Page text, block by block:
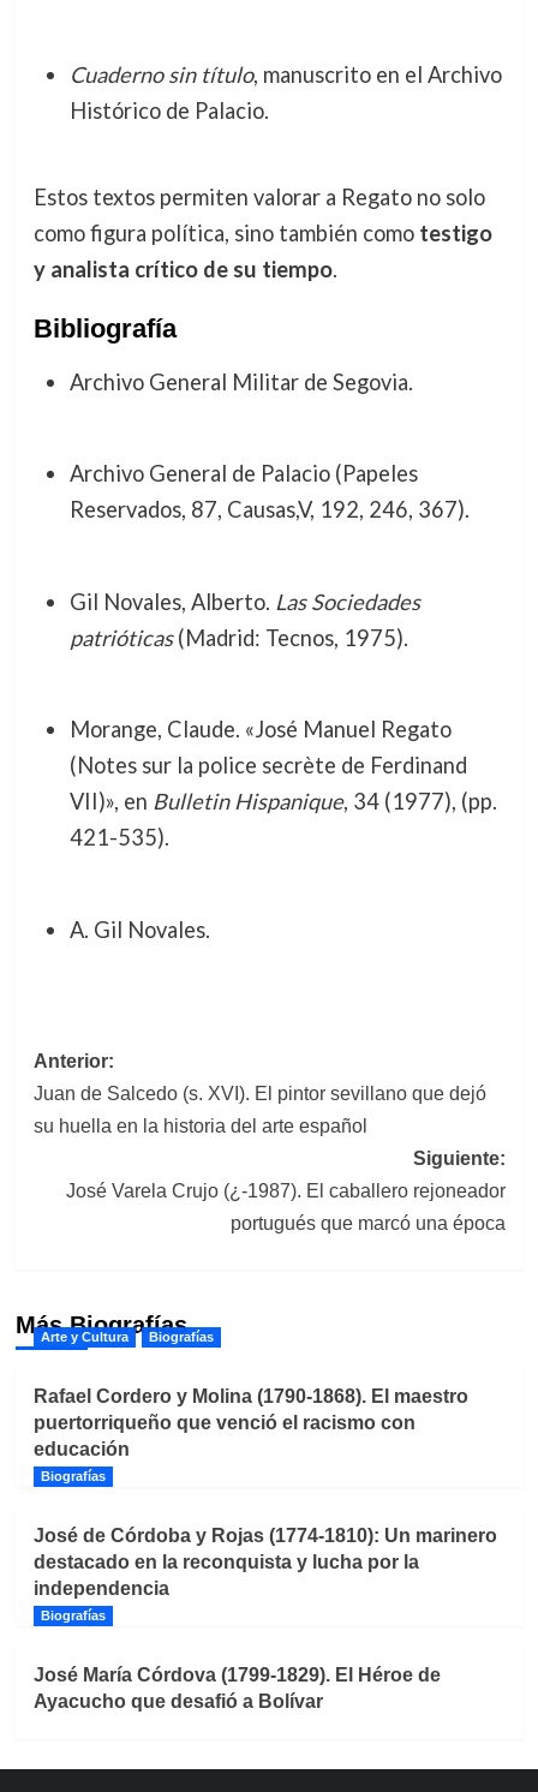
Cuaderno sin título, manuscrito en el Archivo
Histórico de Palacio.
Estos textos permiten valorar a Regato no solo
como figura política, sino también como testigo
y analista crítico de su tiempo.
Bibliografía
Archivo General Militar de Segovia.
Archivo General de Palacio (Papeles
Reservados, 87, Causas,V, 192, 246, 367).
Gil Novales, Alberto. Las Sociedades
patrióticas(Madrid: Tecnos, 1975).
Morange, Claude. «José Manuel Regato
(Notes sur la police secrète de Ferdinand
VII)», en Bulletin Hispanique, 34 (1977), (pp.
421-535).
A. Gil Novales.
Navegación
de
Anterior:
Juan de Salcedo (s. XVI). El pintor sevillano que dejó
su huella en la historia del arte español
Siguiente:
José Varela Crujo (¿-1987). El caballero rejoneador
portugués que marcó una época
Más Biografías
Arte y Cultura Biografías
Rafael Cordero y Molina (1790-1868). El maestro
puertorriqueño que venció el racismo con
educación
Biografías
José de Córdoba y Rojas (1774-1810): Un marinero
destacado en la reconquista y lucha por la
independencia
Biografías
José María Córdova (1799-1829). El Héroe de
Ayacucho que desafió a Bolívar